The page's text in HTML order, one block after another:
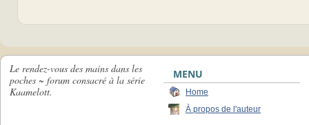
Le rendez-vous des mains dans les
poches ~ forum consacré à la série
Kaamelott.
MENU
Home
À propos de l'auteur